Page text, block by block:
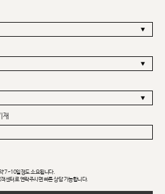
재
7~10일정도 소요됩니다.
센터로 연락주시면 빠른 상담 가능합니다.